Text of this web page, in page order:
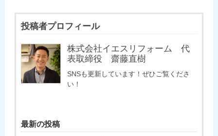
投稿者プロフィール
株式会社イエスリフォーム 代
表取締役 齋藤直樹
SNSも更新しています！ぜひご覧くださ
い！
最新の投稿